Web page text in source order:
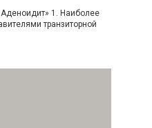
1. Наиболее
транзиторной